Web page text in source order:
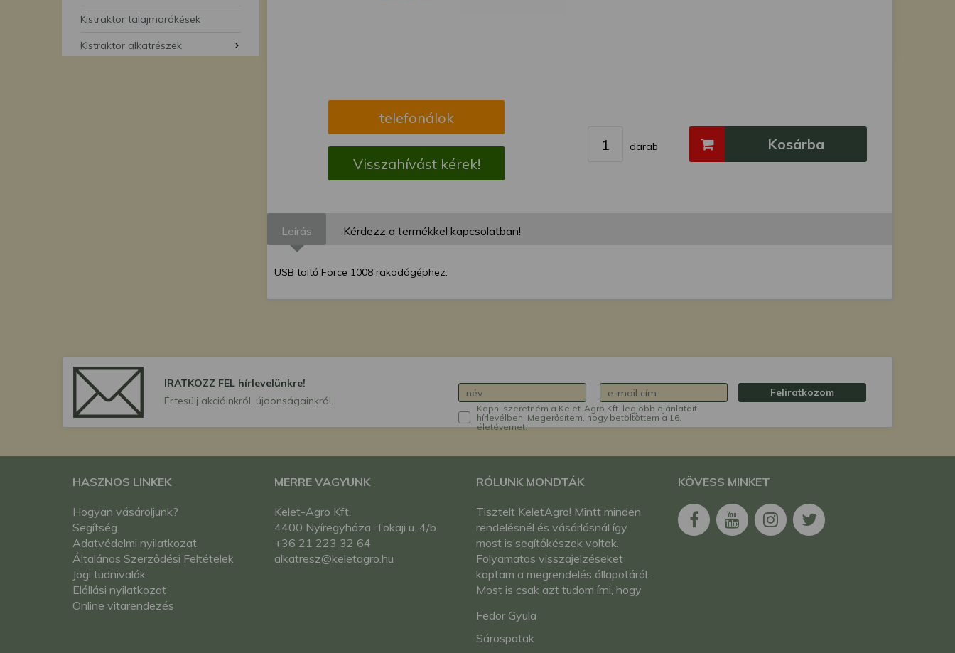
Kistraktor talajmarókések
Kistraktor alkatrészek
telefonálok
Visszahívást kérek!
darab Kosárba
Leírás Kérdezz a termékkel kapcsolatban!
USB töltő Force 1008 rakodógéphez.
IRATKOZZ FEL hírlevelünkre!
Értesülj akcióinkról, újdonságainkról.
Kapni szeretném a Kelet-Agro Kft. legjobb ajánlatait
hírlevélben. Megerősítem, hogy betöltöttem a 16.
életévemet.
Feliratkozom
HASZNOS LINKEK
Hogyan vásároljunk?
Segítség
Adatvédelmi nyilatkozat
Általános Szerződési Feltételek
Jogi tudnivalók
Elállási nyilatkozat
Online vitarendezés
MERRE VAGYUNK
Kelet-Agro Kft.
4400 Nyíregyháza, Tokaji u. 4/b
+36 21 223 32 64
alkatresz@keletagro.hu
RÓLUNK MONDTÁK
Tisztelt KeletAgro! Mintt minden
rendelésnél és vásárlásnál így
most is segítőkészek voltak.
Folyamatos visszajelzéseket
kaptam a megrendelés állapotáról.
Most is csak azt tudom írni, hogy
Önökkel. További minden jót!
Üdvözlettel: Fedor Gyula
Fedor Gyula
Sárospatak
KÖVESS MINKET